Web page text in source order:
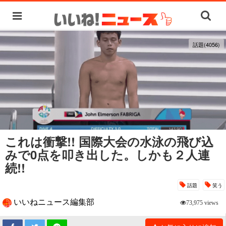
話題(4056)
これは衝撃!! 国際大会の水泳の飛び込
みで0点を叩き出した。しかも２人連
続!!
話題 笑う
いいねニュース編集部 73,975 views